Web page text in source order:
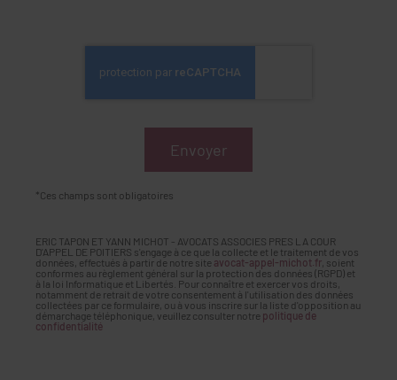
*Ces champs sont obligatoires
ERIC TAPON ET YANN MICHOT - AVOCATS ASSOCIES PRES LA COUR
D'APPEL DE POITIERS s'engage à ce que la collecte et le traitement de vos
données, effectués à partir de notre site avocat-appel-michot.fr , soient
conformes au règlement général sur la protection des données (RGPD) et
à la loi Informatique et Libertés. Pour connaître et exercer vos droits,
notamment de retrait de votre consentement à l'utilisation des données
collectées par ce formulaire, ou à vous inscrire sur la liste d'opposition au
démarchage téléphonique, veuillez consulter notre politique de
confidentialité